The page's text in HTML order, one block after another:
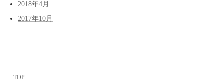
2018年4月
2017年10月
TOP